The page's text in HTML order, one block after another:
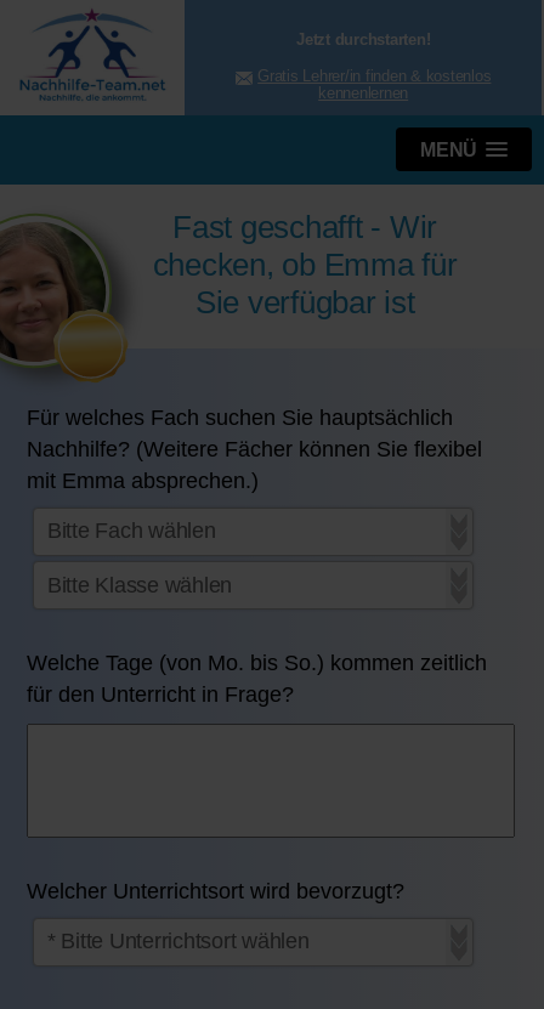
Jetzt durchstarten!
Gratis Lehrer/in finden & kostenlos
kennenlernen
MENÜ
Fast geschafft - Wir
checken, ob Emma für
Sie verfügbar ist
Für welches Fach suchen Sie hauptsächlich
Nachhilfe? (Weitere Fächer können Sie flexibel
mit Emma absprechen.)
Welche Tage (von Mo. bis So.) kommen zeitlich
für den Unterricht in Frage?
Welcher Unterrichtsort wird bevorzugt?